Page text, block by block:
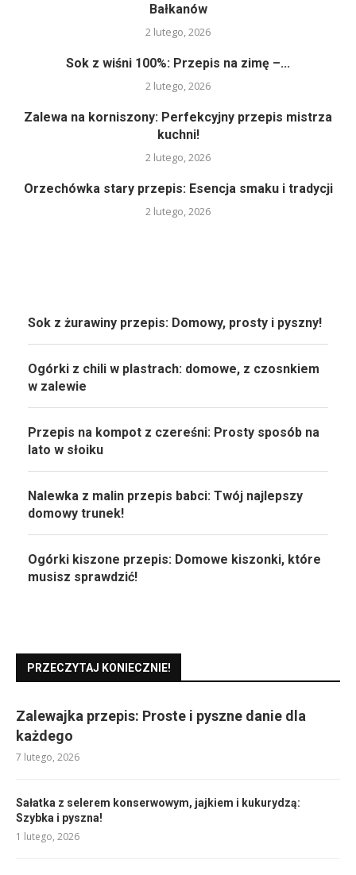
Bałkanów
2 lutego, 2026
Sok z wiśni 100%: Przepis na zimę –...
2 lutego, 2026
Zalewa na korniszony: Perfekcyjny przepis mistrza
kuchni!
2 lutego, 2026
Orzechówka stary przepis: Esencja smaku i tradycji
2 lutego, 2026
Sok z żurawiny przepis: Domowy, prosty i pyszny!
Ogórki z chili w plastrach: domowe, z czosnkiem
w zalewie
Przepis na kompot z czereśni: Prosty sposób na
lato w słoiku
Nalewka z malin przepis babci: Twój najlepszy
domowy trunek!
Ogórki kiszone przepis: Domowe kiszonki, które
musisz sprawdzić!
PRZECZYTAJ KONIECZNIE!
Zalewajka przepis: Proste i pyszne danie dla
każdego
7 lutego, 2026
Sałatka z selerem konserwowym, jajkiem i kukurydzą:
Szybka i pyszna!
1 lutego, 2026